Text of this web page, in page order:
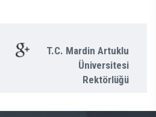
T.C. Mardin Artuklu
Üniversitesi
Rektörlüğü